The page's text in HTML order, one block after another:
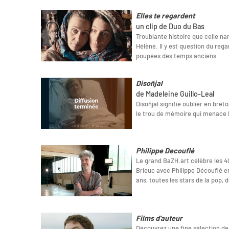
Elles te regardent
un clip de Duo du Bas
Troublante histoire que celle
Hélène. Il y est question du
poupées des temps anciens
Disoñjal
de Madeleine Guillo-Leal
Disoñjal signifie oublier en
le trou de mémoire qui menace
Philippe Decouflé
Le grand BaZH.art célèbre les
Brieuc avec Philippe Découflé
ans, toutes les stars de la pop,
Films d'auteur